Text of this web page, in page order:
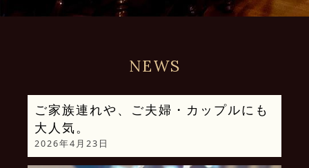
NEWS
ご家族連れや、ご夫婦・カップルにも
大人気。
2026年4月23日